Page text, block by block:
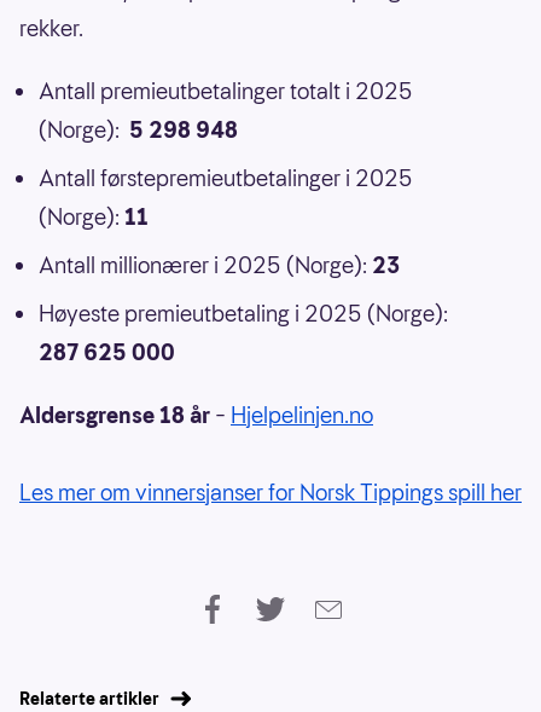
rekker.
Antall premieutbetalinger totalt i 2025
(Norge): 5 298 948
Antall førstepremieutbetalinger i 2025
(Norge): 11
Antall millionærer i 2025 (Norge): 23
Høyeste premieutbetaling i 2025 (Norge):
287 625 000
Aldersgrense 18 år – Hjelpelinjen.no
Les mer om vinnersjanser for Norsk Tippings spill her
Relaterte artikler